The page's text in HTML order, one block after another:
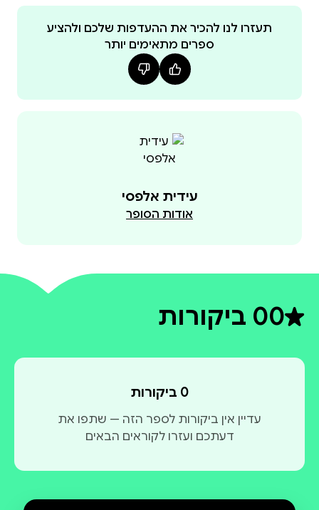
תעזרו לנו להכיר את ההעדפות שלכם ולהציע
ספרים מתאימים יותר
עידית אלפסי
אודות הסופר
0דירוג ממוצע 0 מתוך 5
0 ביקורות
0 ביקורות
עדיין אין ביקורות לספר הזה — שתפו את
דעתכם ועזרו לקוראים הבאים